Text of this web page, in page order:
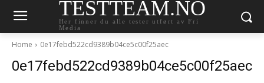
TESTTEAM.NO
Her finner du alle tester utført av Fri
Media
Home 0e17febd522cd9389b04ce5c00f25aec
0e17febd522cd9389b04ce5c00f25aec